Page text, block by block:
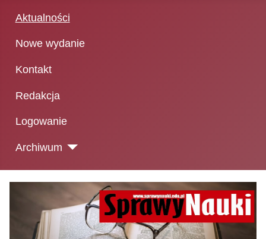
Aktualności
Nowe wydanie
Kontakt
Redakcja
Logowanie
Archiwum